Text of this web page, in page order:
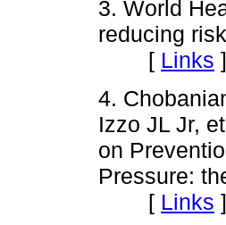
3. World
reducing
[ Links ]
4.
Izzo JL Jr,
on
Pressure:
[ Links ]